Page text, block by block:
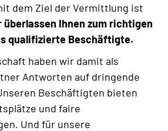
dem Ziel der Vermittlung ist
überlassen Ihnen zum richtigen
qualifizierte Beschäftigte.
haben wir damit als
Antworten auf dringende
Beschäftigten bieten
und faire
Und für unsere